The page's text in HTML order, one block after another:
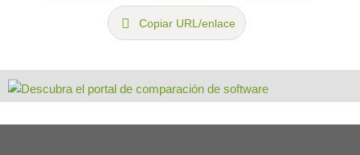
Copiar URL/enlace